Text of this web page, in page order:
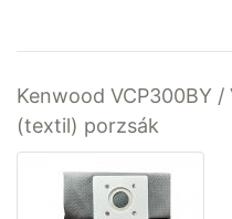
Kenwood VCP300BY /
(textil) porzsák